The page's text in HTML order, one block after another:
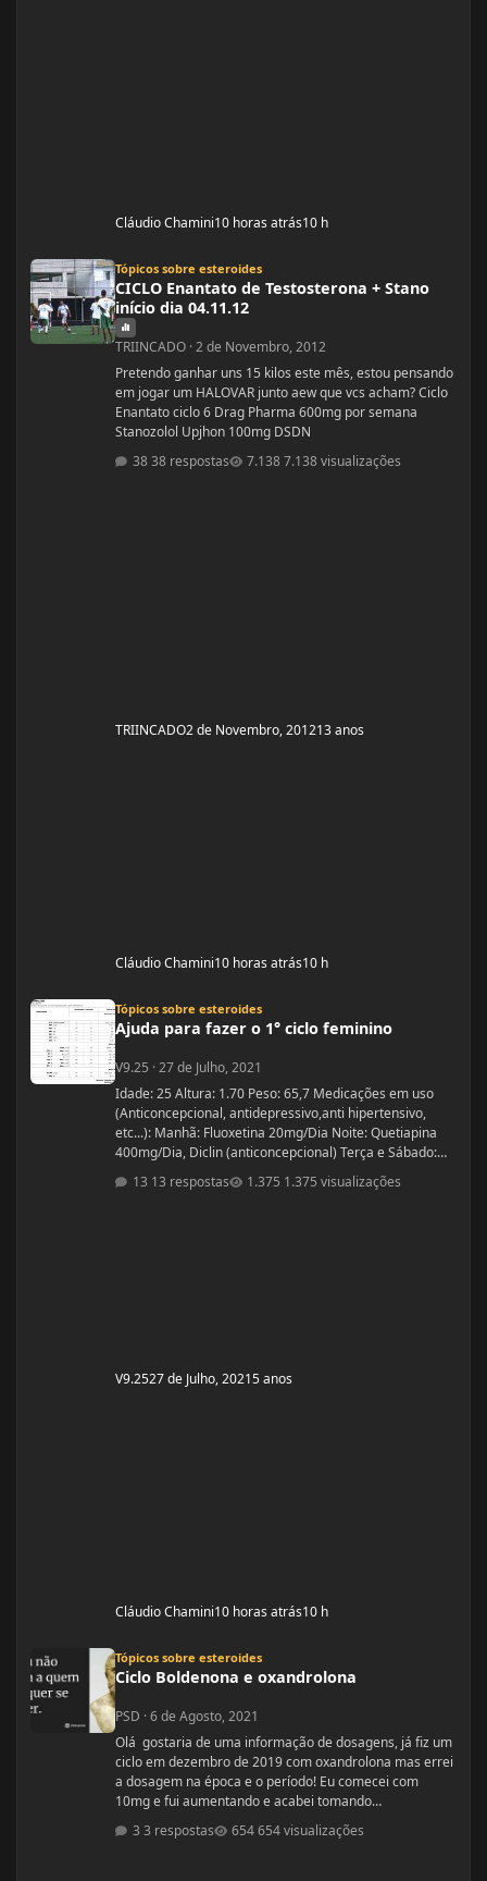
Cláudio Chamini10 horas atrás10 h
Tópicos sobre esteroides
CICLO Enantato de Testosterona + Stano
início dia 04.11.12
TRIINCADO ·2 de Novembro, 2012
Pretendo ganhar uns 15 kilos este mês, estou pensando
em jogar um HALOVAR junto aew que vcs acham? Ciclo
Enantato ciclo 6 Drag Pharma 600mg por semana
Stanozolol Upjhon 100mg DSDN
38 respostas
7.138 visualizações
TRIINCADO2 de Novembro, 201213 anos
Cláudio Chamini10 horas atrás10 h
Tópicos sobre esteroides
Ajuda para fazer o 1° ciclo feminino
V9.25 ·27 de Julho, 2021
Idade: 25 Altura: 1.70 Peso: 65,7 Medicações em uso
(Anticoncepcional, antidepressivo,anti hipertensivo,
etc...): Manhã: Fluoxetina 20mg/Dia Noite: Quetiapina
400mg/Dia, Diclin (anticoncepcional) Terça e Sábado:
cirurgias: Frequentemente tenho hipoglicemia oque faz
13 respostas 1.375 visualizações
V9.2527 de Julho, 20215 anos
Cláudio Chamini10 horas atrás10 h
Tópicos sobre esteroides
Ciclo Boldenona e oxandrolona
PSD ·6 de Agosto, 2021
Olá gostaria de uma informação de dosagens, já fiz um
ciclo em dezembro de 2019 com oxandrolona mas errei
a dosagem na época e o período! Eu comecei com
10mg e fui aumentando e acabei tomando
60mg porque entendi errado foram 4 semanas tive
ganhos de 5 quilos. Eu já treinava na época a 4 anos já
3 respostas 654 visualizações